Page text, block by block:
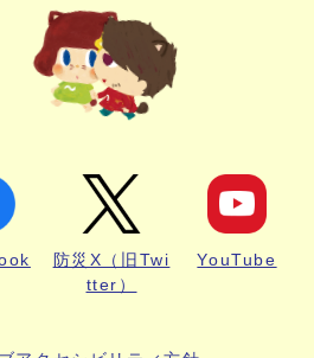
防災X（旧Twi
tter）
YouTube